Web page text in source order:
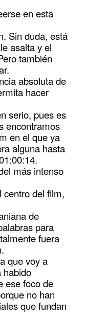
en esta
Sin duda, está
asalta y el
también
absoluta de
hacer
serio, pues es
encontramos
en el que ya
alguna hasta
más intenso
centro del film,
de
para
fuera
que voy a
habido
ese foco de
no han
que fundan